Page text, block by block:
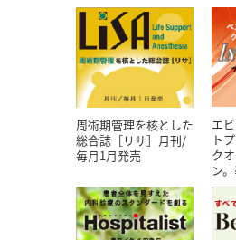
周術期管理を核とした
総合誌［リサ］月刊/
毎月1月発売
エ
ト
ク
ン